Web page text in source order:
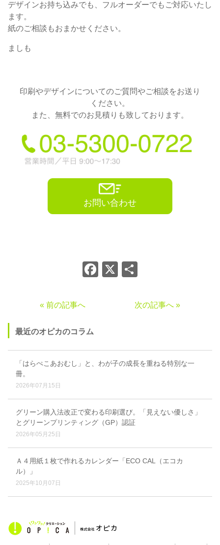
デザインお持ち込みでも、フルオーダーでもご対応いたし
ます。
紙のご相談もおまかせください。
ましも
印刷やデザインについてのご質問やご相談をお送り
ください。
また、無料でのお見積りも致しております。
お問い合わせ
Facebook
X
« 前の記事へ 次の記事へ »
最近のオピカのコラム
「はらぺこあおむし」と、わが子の成長を重ねる特別な一
冊。
2026年07月15日
グリーン購入法改正で変わる印刷選び。「見えない優しさ」
とグリーンプリンティング（GP）認証
2026年05月25日
Ａ４用紙１枚で作れるカレンダー「ECO CAL（エコカ
ル）」
2025年10月07日